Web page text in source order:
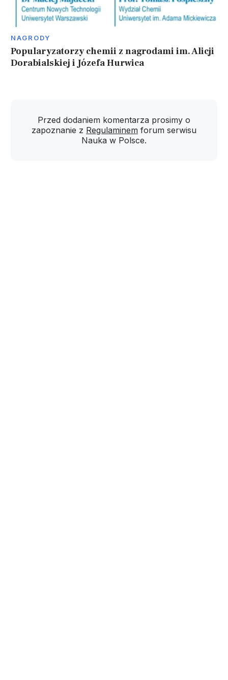
NAGRODY
Popularyzatorzy chemii z nagrodami im. Alicji
Dorabialskiej i Józefa Hurwica
Przed dodaniem komentarza prosimy o
zapoznanie z Regulaminem forum serwisu
Nauka w Polsce.